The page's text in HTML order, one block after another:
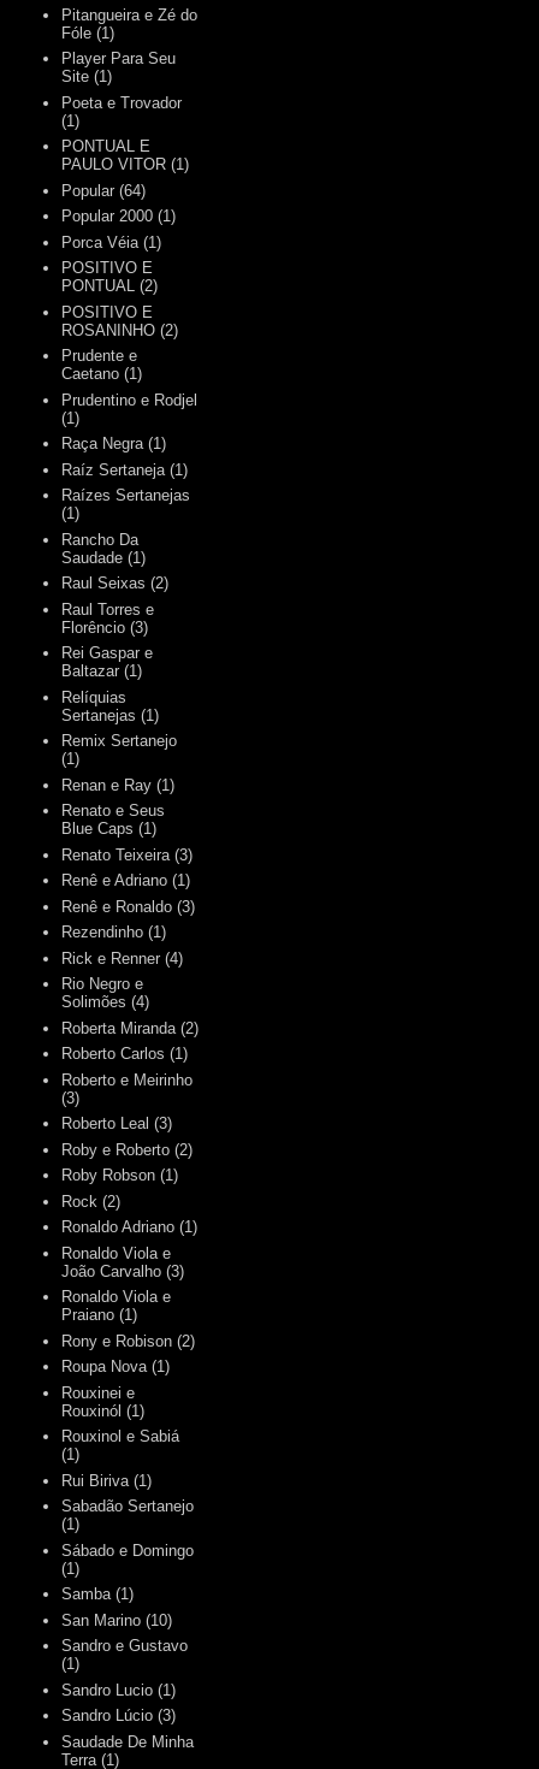
Pitangueira e Zé do
Fóle (1)
Player Para Seu
Site (1)
Poeta e Trovador
(1)
PONTUAL E
PAULO VITOR (1)
Popular (64)
Popular 2000 (1)
Porca Véia (1)
POSITIVO E
PONTUAL (2)
POSITIVO E
ROSANINHO (2)
Prudente e
Caetano (1)
Prudentino e Rodjel
(1)
Raça Negra (1)
Raíz Sertaneja (1)
Raízes Sertanejas
(1)
Rancho Da
Saudade (1)
Raul Seixas (2)
Raul Torres e
Florêncio (3)
Rei Gaspar e
Baltazar (1)
Relíquias
Sertanejas (1)
Remix Sertanejo
(1)
Renan e Ray (1)
Renato e Seus
Blue Caps (1)
Renato Teixeira (3)
Renê e Adriano (1)
Renê e Ronaldo (3)
Rezendinho (1)
Rick e Renner (4)
Rio Negro e
Solimões (4)
Roberta Miranda (2)
Roberto Carlos (1)
Roberto e Meirinho
(3)
Roberto Leal (3)
Roby e Roberto (2)
Roby Robson (1)
Rock (2)
Ronaldo Adriano (1)
Ronaldo Viola e
João Carvalho (3)
Ronaldo Viola e
Praiano (1)
Rony e Robison (2)
Roupa Nova (1)
Rouxinei e
Rouxinól (1)
Rouxinol e Sabiá
(1)
Rui Biriva (1)
Sabadão Sertanejo
(1)
Sábado e Domingo
(1)
Samba (1)
San Marino (10)
Sandro e Gustavo
(1)
Sandro Lucio (1)
Sandro Lúcio (3)
Saudade De Minha
Terra (1)